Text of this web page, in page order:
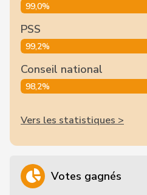
99,0%
PSS
99,2%
Conseil national
98,2%
Vers les statistiques >
Votes gagnés